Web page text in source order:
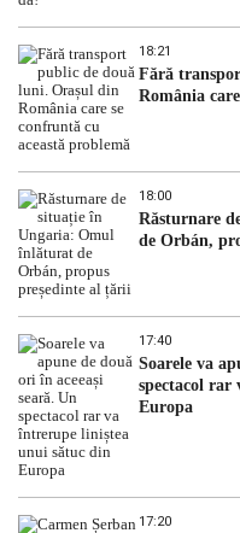
18:21
Fără
România
18:00
Răsturnare
de Orbán,
17:40
Soarele va
spectacol rar
Europa
17:20